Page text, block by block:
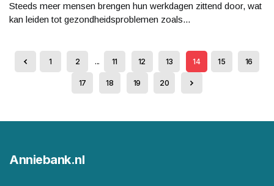
Steeds meer mensen brengen hun werkdagen zittend door, wat
kan leiden tot gezondheidsproblemen zoals...
1 2 ... 11 12 13 14 15 16
17 18 19 20
Anniebank.nl